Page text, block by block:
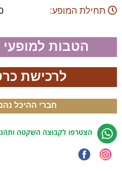
תחילת המופע:
הטבות
לרכישת
חברי ההיכל
הצטרפו לקבוצה השקטה